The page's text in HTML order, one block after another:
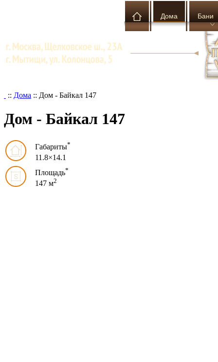
Дома Бани
:: Дома :: Дом - Байкал 147
Дом - Байкал 147
Габариты*
11.8×14.1
Площадь*
147 м2